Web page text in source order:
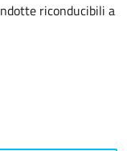
riconducibili a